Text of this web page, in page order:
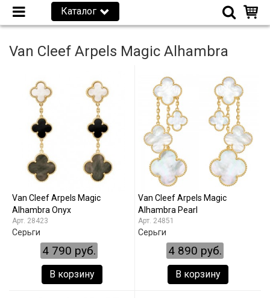
Каталог
Van Cleef Arpels Magic Alhambra
Van Cleef Arpels Magic
Alhambra Onyx
28423
Серьги
4 790 руб.
В корзину
Van Cleef Arpels Magic
Alhambra Pearl
24851
Серьги
4 890 руб.
В корзину